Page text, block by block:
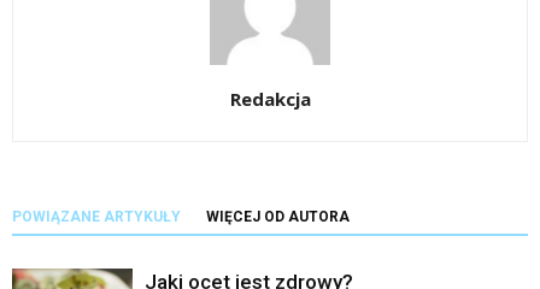
Redakcja
POWIĄZANE ARTYKUŁY WIĘCEJ OD AUTORA
Jaki ocet jest zdrowy?